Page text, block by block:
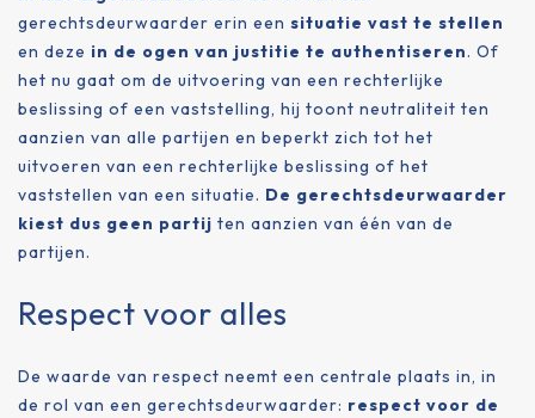
gerechtsdeurwaarder erin een situatie vast te stellen
en deze in de ogen van justitie te authentiseren. Of
het nu gaat om de uitvoering van een rechterlijke
beslissing of een vaststelling, hij toont neutraliteit ten
aanzien van alle partijen en beperkt zich tot het
uitvoeren van een rechterlijke beslissing of het
vaststellen van een situatie. De gerechtsdeurwaarder
kiest dus geen partij ten aanzien van één van de
partijen.
Respect voor alles
De waarde van respect neemt een centrale plaats in, in
de rol van een gerechtsdeurwaarder: respect voor de